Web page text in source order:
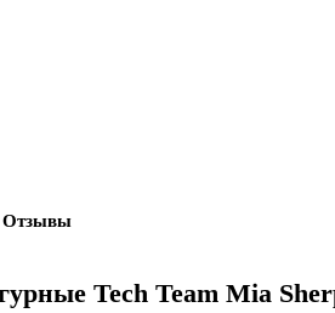
Отзывы
Tech Team Mia